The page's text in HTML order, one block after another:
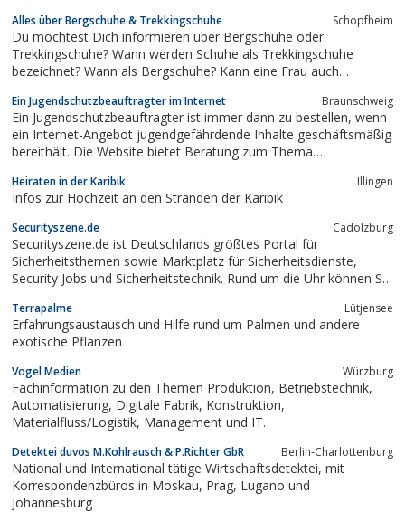
Hinweise auf weitergehende Informationen.4managersWellness:
Gesundheit für Manager. Ihr...
Alles über Bergschuhe & Trekkingschuhe Schopfheim
Du möchtest Dich informieren über Bergschuhe oder
Trekkingschuhe? Wann werden Schuhe als Trekkingschuhe
bezeichnet? Wann als Bergschuhe? Kann eine Frau auch
ist beim Kauf von Kinderschuhen zu achten?Du suchst die
Antwort auf eine dieser Fragen? Wir haben sie für Dich!...
Ein Jugendschutzbeauftragter im Internet Braunschweig
Ein Jugendschutzbeauftragter ist immer dann zu bestellen, wenn
ein Internet-Angebot jugendgefährdende Inhalte geschäftsmäßig
bereithält. Die Website bietet Beratung zum Thema
Jugendschutzbeauftragter gestellt werden.
Heiraten in der Karibik Illingen
Infos zur Hochzeit an den Stränden der Karibik
Securityszene.de Cadolzburg
Securityszene.de ist Deutschlands größtes Portal für
Sicherheitsthemen sowie Marktplatz für Sicherheitsdienste,
Security Jobs und Sicherheitstechnik. Rund um die Uhr können Sie
Sicherheitsdienste in Ihrer Stadt,• Security Jobs,• Objektschutz,•...
Terrapalme Lütjensee
Erfahrungsaustausch und Hilfe rund um Palmen und andere
exotische Pflanzen
Vogel Medien Würzburg
Fachinformation zu den Themen Produktion, Betriebstechnik,
Automatisierung, Digitale Fabrik, Konstruktion,
Materialfluss/Logistik, Management und IT.
Detektei duvos M.Kohlrausch & P.Richter GbR Berlin-Charlottenburg
National und International tätige Wirtschaftsdetektei, mit
Korrespondenzbüros in Moskau, Prag, Lugano und
Johannesburg